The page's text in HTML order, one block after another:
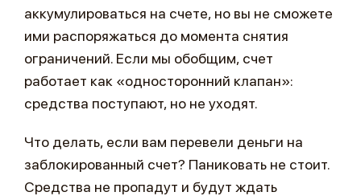
аккумулироваться на счете, но вы не сможете
ими распоряжаться до момента снятия
ограничений. Если мы обобщим, счет
работает как «односторонний клапан»:
средства поступают, но не уходят.
Что делать, если вам перевели деньги на
заблокированный счет? Паниковать не стоит.
Средства не пропадут и будут ждать